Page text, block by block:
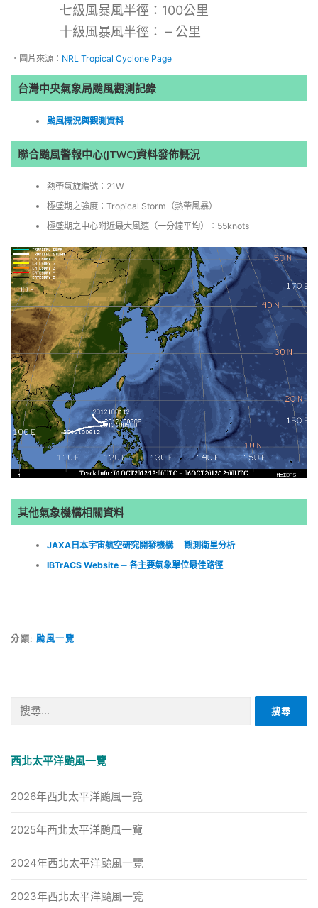
七級風暴風半徑：100公里
十級風暴風半徑： – 公里
．圖片來源： NRL Tropical Cyclone Page
台灣中央氣象局颱風觀測記錄
颱風概況與觀測資料
聯合颱風警報中心(JTWC)資料發佈概況
熱帶氣旋編號：21W
極盛期之強度：Tropical Storm（熱帶風暴）
極盛期之中心附近最大風速（一分鐘平均）：55knots
其他氣象機構相關資料
JAXA日本宇宙航空研究開發機構 ─ 觀測衛星分析
IBTrACS Website ─ 各主要氣象單位最佳路徑
分類: 颱風一覽
字:
西北太平洋颱風一覽
2026年西北太平洋颱風一覽
2025年西北太平洋颱風一覽
2024年西北太平洋颱風一覽
2023年西北太平洋颱風一覽